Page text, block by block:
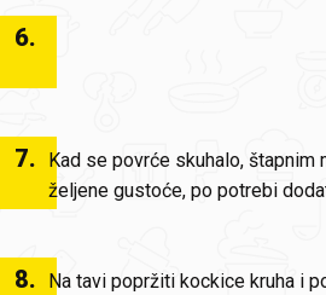
6.
7.
Kad se povrće skuhalo,
željene gustoće, po potrebi
8. Na tavi popržiti kockice kruha i